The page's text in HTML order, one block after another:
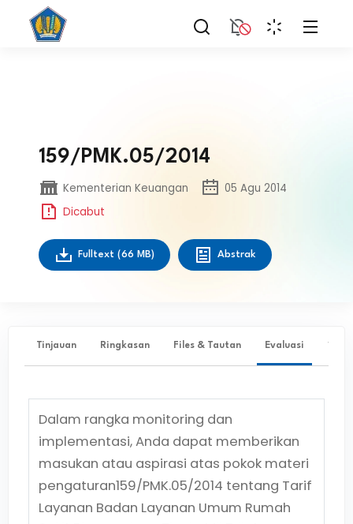
159/PMK.05/2014
Kementerian Keuangan
05 Agu 2014
Dicabut
Fulltext (66 MB) Abstrak
Tinjauan Ringkasan Files & Tautan Evaluasi ✨
Dalam rangka monitoring dan
implementasi, Anda dapat memberikan
masukan atau aspirasi atas pokok materi
pengaturan159/PMK.05/2014 tentang Tarif
Layanan Badan Layanan Umum Rumah